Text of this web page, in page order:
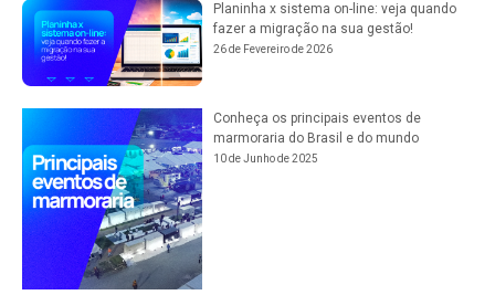
Planinha x sistema on-line: veja quando
fazer a migração na sua gestão!
26 de Fevereiro de 2026
Conheça os principais eventos de
marmoraria do Brasil e do mundo
10 de Junho de 2025